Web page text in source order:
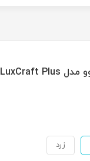
زرد